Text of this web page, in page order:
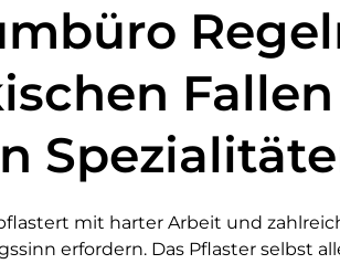
mit harter Arbeit und
erfordern. Das Pflaster selbst